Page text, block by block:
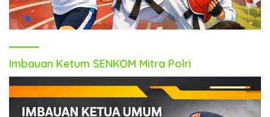
Imbauan Ketum SENKOM Mitra Polri